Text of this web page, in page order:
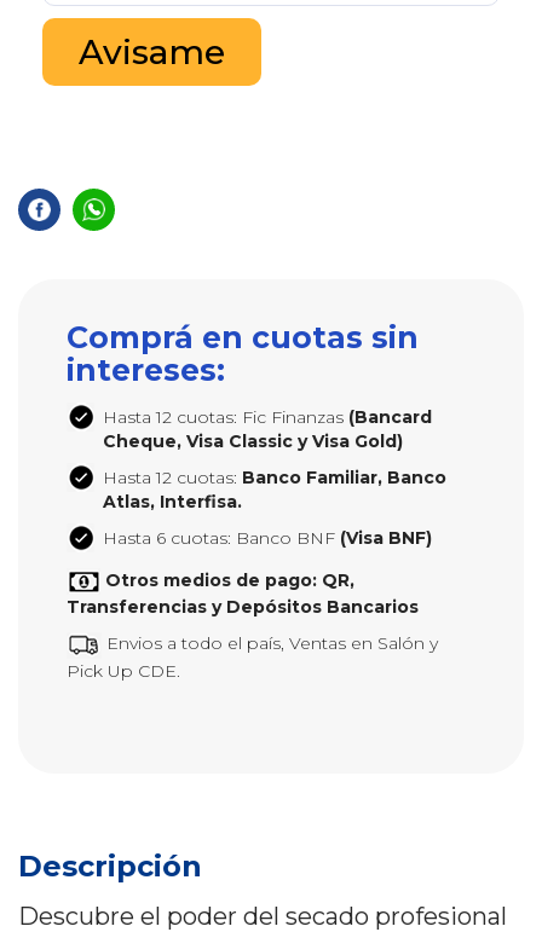
Avisame
Comprá en cuotas sin
intereses:
Hasta 12 cuotas: Fic Finanzas (Bancard
Cheque, Visa Classic y Visa Gold)
Hasta 12 cuotas: Banco Familiar, Banco
Atlas, Interfisa.
Hasta 6 cuotas: Banco BNF (Visa BNF)
Otros medios de pago: QR,
Transferencias y Depósitos Bancarios
Envios a todo el país, Ventas en Salón y
Pick Up CDE.
Descripción
Descubre el poder del secado profesional